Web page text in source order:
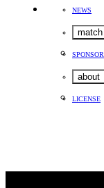
NEWS
match
SPONSOR
about
LICENSE